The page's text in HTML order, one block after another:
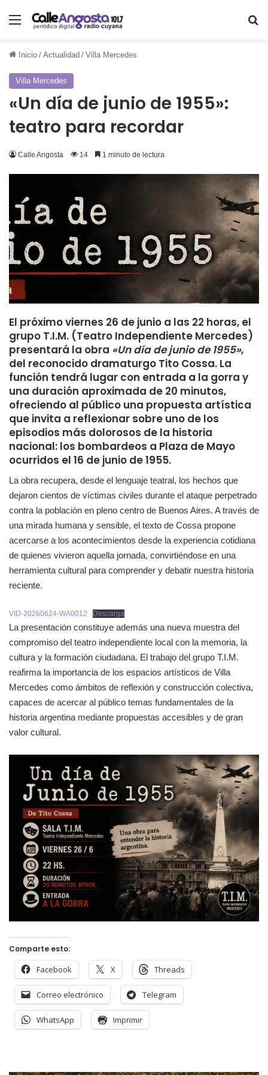
Menú
Inicio / Actualidad / Villa Mercedes
Villa Mercedes
«Un día de junio de 1955»:
teatro para recordar
Calle Angosta 14 1 minuto de lectura
El próximo viernes 26 de junio a las 22 horas, el
grupo T.I.M. (Teatro Independiente Mercedes)
presentará la obra «Un día de junio de 1955»,
del reconocido dramaturgo Tito Cossa. La
función tendrá lugar con entrada a la gorra y
una duración aproximada de 20 minutos,
ofreciendo al público una propuesta artística
que invita a reflexionar sobre uno de los
episodios más dolorosos de la historia
nacional: los bombardeos a Plaza de Mayo
ocurridos el 16 de junio de 1955.
La obra recupera, desde el lenguaje teatral, los hechos que
dejaron cientos de víctimas civiles durante el ataque perpetrado
contra la población en pleno centro de Buenos Aires. A través de
una mirada humana y sensible, el texto de Cossa propone
acercarse a los acontecimientos desde la experiencia cotidiana
de quienes vivieron aquella jornada, convirtiéndose en una
herramienta cultural para comprender y debatir nuestra historia
reciente.
VID-20260624-WA0012 Descarga
La presentación constituye además una nueva muestra del
compromiso del teatro independiente local con la memoria, la
cultura y la formación ciudadana. El trabajo del grupo T.I.M.
reafirma la importancia de los espacios artísticos de Villa
Mercedes como ámbitos de reflexión y construcción colectiva,
capaces de acercar al público temas fundamentales de la
historia argentina mediante propuestas accesibles y de gran
valor cultural.
Comparte esto:
Facebook X Threads
Correo electrónico Telegram
WhatsApp Imprimir